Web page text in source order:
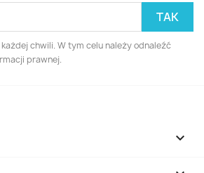
chwili. W tym celu należy odnaleźć
prawnej.
